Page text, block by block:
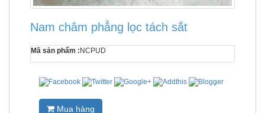
Nam châm phẳng lọc tách sắt
Mã sản phẩm :NCPUD
Mua hàng